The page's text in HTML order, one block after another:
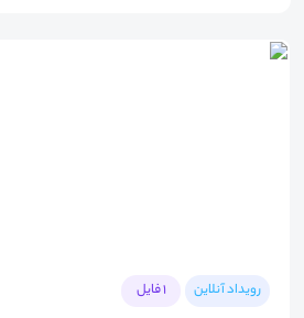
رویداد آنلاین 1 فایل